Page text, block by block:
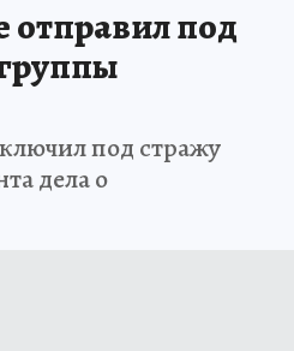
отправил под
под стражу
дела о